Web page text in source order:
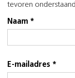
tevoren
Naam *
E-mailadres *